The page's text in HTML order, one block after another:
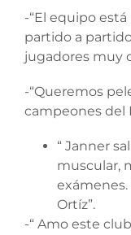
-“El equipo
partido a
jugadores muy
-“Queremos
campeones del
“ Janner
muscular,
exámenes.
Ortíz”.
-“ Amo este